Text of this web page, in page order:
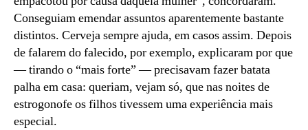
Conseguiam emendar assuntos aparentemente bastante
distintos. Cerveja sempre ajuda, em casos assim. Depois
de falarem do falecido, por exemplo, explicaram por que
— tirando o “mais forte” — precisavam fazer batata
palha em casa: queriam, vejam só, que nas noites de
estrogonofe os filhos tivessem uma experiência mais
especial.